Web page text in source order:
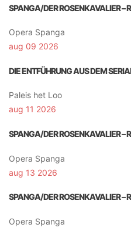
SPANGA/DER ROSENKAVALIER –
Opera Spanga
aug 09 2026
DIE ENTFÜHRUNG AUS DEM
Paleis het Loo
aug 11 2026
SPANGA/DER ROSENKAVALIER –
Opera Spanga
aug 13 2026
SPANGA/DER ROSENKAVALIER –
Opera Spanga